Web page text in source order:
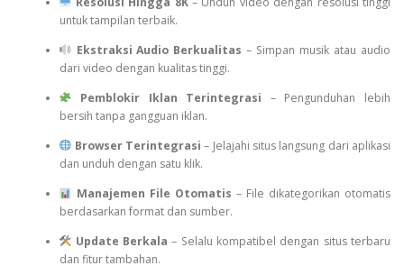
untuk tampilan terbaik.
Ekstraksi Audio Berkualitas – Simpan musik atau audio
dari video dengan kualitas tinggi.
Pemblokir Iklan Terintegrasi – Pengunduhan lebih
bersih tanpa gangguan iklan.
Browser Terintegrasi – Jelajahi situs langsung dari aplikasi
dan unduh dengan satu klik.
Manajemen File Otomatis – File dikategorikan otomatis
berdasarkan format dan sumber.
Update Berkala – Selalu kompatibel dengan situs terbaru
dan fitur tambahan.